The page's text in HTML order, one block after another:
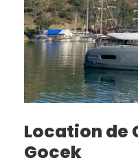
Location de
Gocek